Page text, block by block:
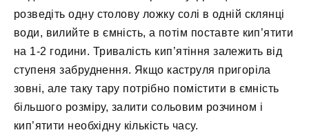
розведіть одну столову ложку солі в одній склянці
води, вилийте в ємність, а потім поставте кип’ятити
на 1-2 години. Тривалість кип’ятіння залежить від
ступеня забруднення. Якщо каструля пригоріла
зовні, але таку тару потрібно помістити в ємність
більшого розміру, залити сольовим розчином і
кип’ятити необхідну кількість часу.